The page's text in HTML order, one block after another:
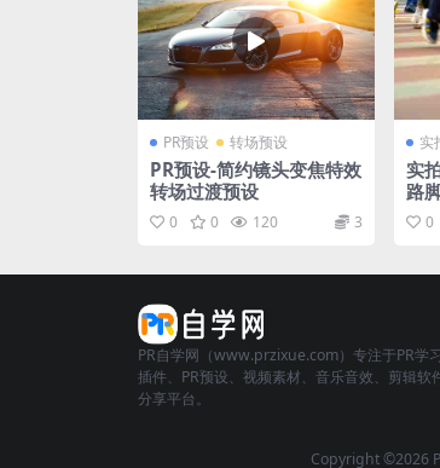
PR预设 转场预设
PR预设-简约镜头变焦特效
转场过渡预设
0 0 120 3
实
实
路
0
PR自学网（www.przixue.com）专注于PR学
插件、PR预设、视频素材、音乐音效、剪辑软
分享平台。
Copyright ©2026